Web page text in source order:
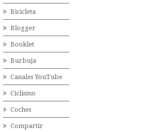
Bicicleta
Blogger
Booklet
Burbuja
Canales YouTube
Ciclismo
Coches
Compartir